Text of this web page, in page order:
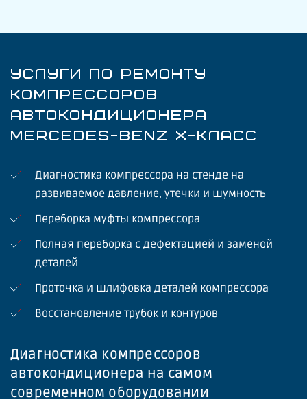
УСЛУГИ ПО РЕМОНТУ
КОМПРЕССОРОВ
АВТОКОНДИЦИОНЕРА
MERCEDES-BENZ X-КЛАСС
Диагностика компрессора на стенде на
развиваемое давление, утечки и шумность
Переборка муфты компрессора
Полная переборка с дефектацией и заменой
деталей
Проточка и шлифовка деталей компрессора
Восстановление трубок и контуров
Диагностика компрессоров
автокондиционера на самом
современном оборудовании